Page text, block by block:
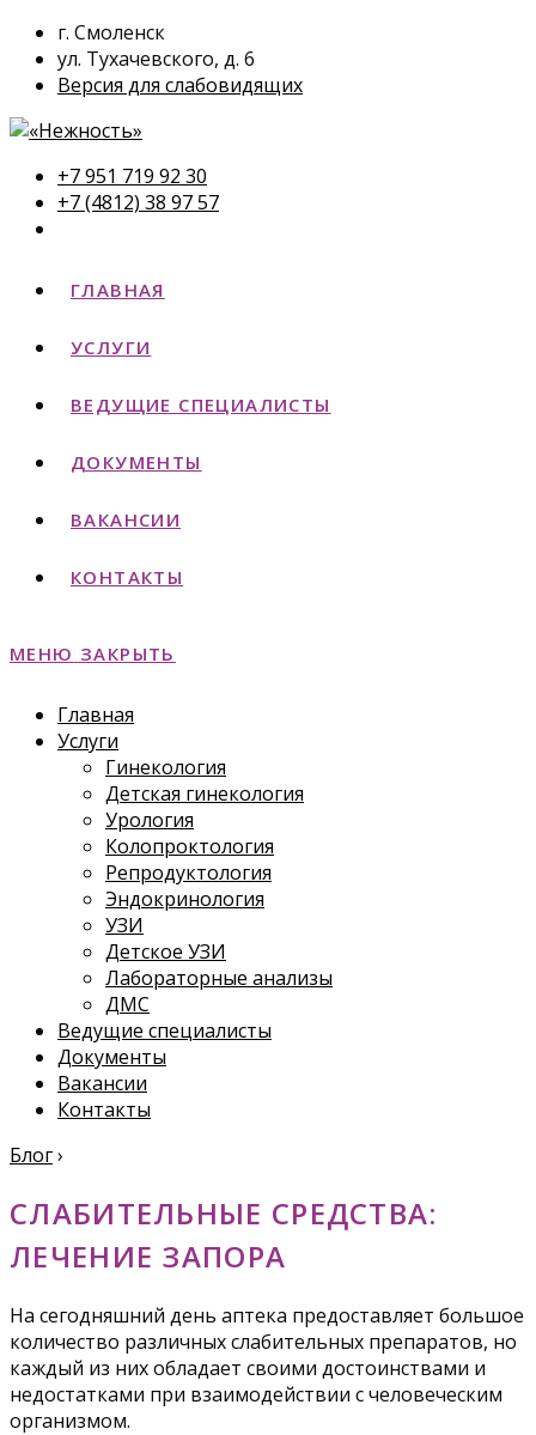
г. Смоленск
ул. Тухачевского, д. 6
Версия для слабовидящих
+7 951 719 92 30
+7 (4812) 38 97 57
ГЛАВНАЯ
УСЛУГИ
ВЕДУЩИЕ СПЕЦИАЛИСТЫ
ДОКУМЕНТЫ
ВАКАНСИИ
КОНТАКТЫ
МЕНЮ ЗАКРЫТЬ
Главная
Услуги
Гинекология
Детская гинекология
Урология
Колопроктология
Репродуктология
Эндокринология
УЗИ
Детское УЗИ
Лабораторные анализы
ДМС
Ведущие специалисты
Документы
Вакансии
Контакты
Блог›
СЛАБИТЕЛЬНЫЕ СРЕДСТВА:
ЛЕЧЕНИЕ ЗАПОРА
На сегодняшний день аптека предоставляет большое
количество различных слабительных препаратов, но
каждый из них обладает своими достоинствами и
недостатками при взаимодействии с человеческим
организмом.